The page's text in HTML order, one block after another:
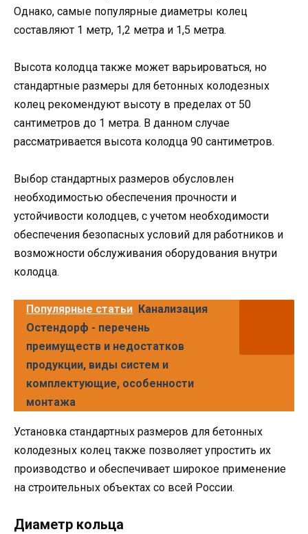
Однако, самые популярные диаметры колец
составляют 1 метр, 1,2 метра и 1,5 метра.
Высота колодца также может варьироваться, но
стандартные размеры для бетонных колодезных
колец рекомендуют высоту в пределах от 50
сантиметров до 1 метра. В данном случае
рассматривается высота колодца 90 сантиметров.
Выбор стандартных размеров обусловлен
необходимостью обеспечения прочности и
устойчивости колодцев, с учетом необходимости
обеспечения безопасных условий для работников и
возможности обслуживания оборудования внутри
колодца.
Популярные статьи Канализация
Остендорф - перечень
преимуществ и недостатков
продукции, виды систем и
комплектующие, особенности
монтажа
Установка стандартных размеров для бетонных
колодезных колец также позволяет упростить их
производство и обеспечивает широкое применение
на строительных объектах со всей России.
Диаметр кольца